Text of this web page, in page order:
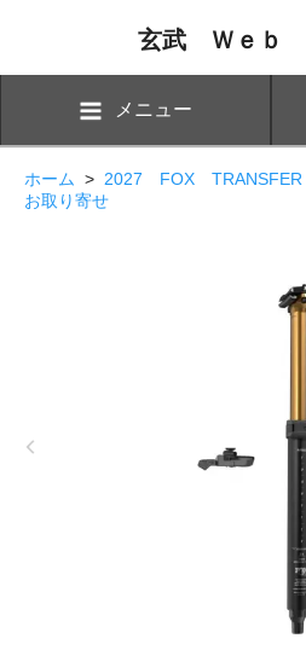
玄武 Ｗｅｂ
メニュー
ホーム > 2027 FOX
お取り寄せ